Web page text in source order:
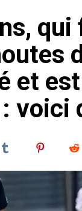
et
voici